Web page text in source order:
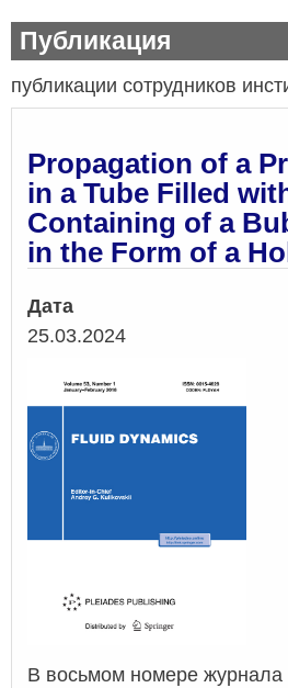
Публикация
публикации сотрудников
Propagation of a
in a Tube Filled
Containing of a
in the Form of a
Дата
25.03.2024
В восьмом номере журнала